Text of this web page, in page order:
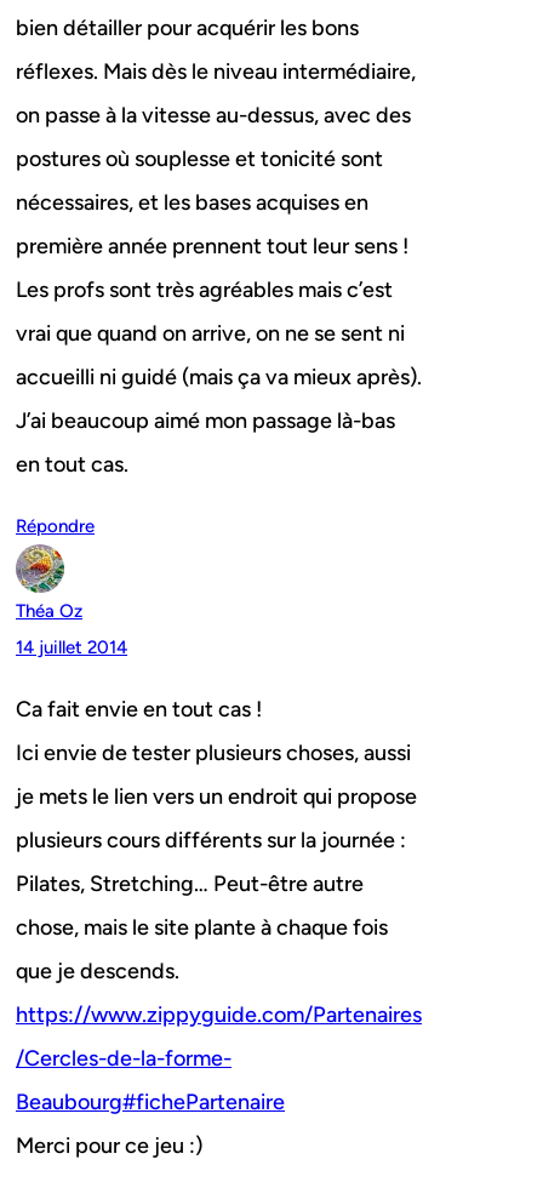
bien détailler pour acquérir les bons
réflexes. Mais dès le niveau intermédiaire,
on passe à la vitesse au-dessus, avec des
postures où souplesse et tonicité sont
nécessaires, et les bases acquises en
première année prennent tout leur sens !
Les profs sont très agréables mais c’est
vrai que quand on arrive, on ne se sent ni
accueilli ni guidé (mais ça va mieux après).
J’ai beaucoup aimé mon passage là-bas
en tout cas.
Répondre
Théa Oz
14 juillet 2014
Ca fait envie en tout cas !
Ici envie de tester plusieurs choses, aussi
je mets le lien vers un endroit qui propose
plusieurs cours différents sur la journée :
Pilates, Stretching… Peut-être autre
chose, mais le site plante à chaque fois
que je descends.
https://www.zippyguide.com/Partenaires
/Cercles-de-la-forme-
Beaubourg#fichePartenaire
Merci pour ce jeu :)